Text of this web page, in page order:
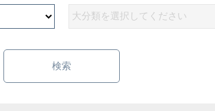
検索